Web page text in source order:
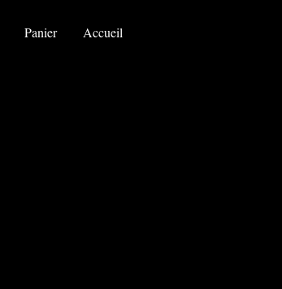
Panier Accueil
grande